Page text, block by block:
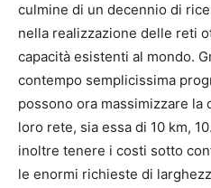
culmine di un decennio di
nella realizzazione delle reti
capacità esistenti al mondo.
contempo semplicissima
possono ora massimizzare la
loro rete, sia essa di 10 km,
inoltre tenere i costi sotto
le enormi richieste di